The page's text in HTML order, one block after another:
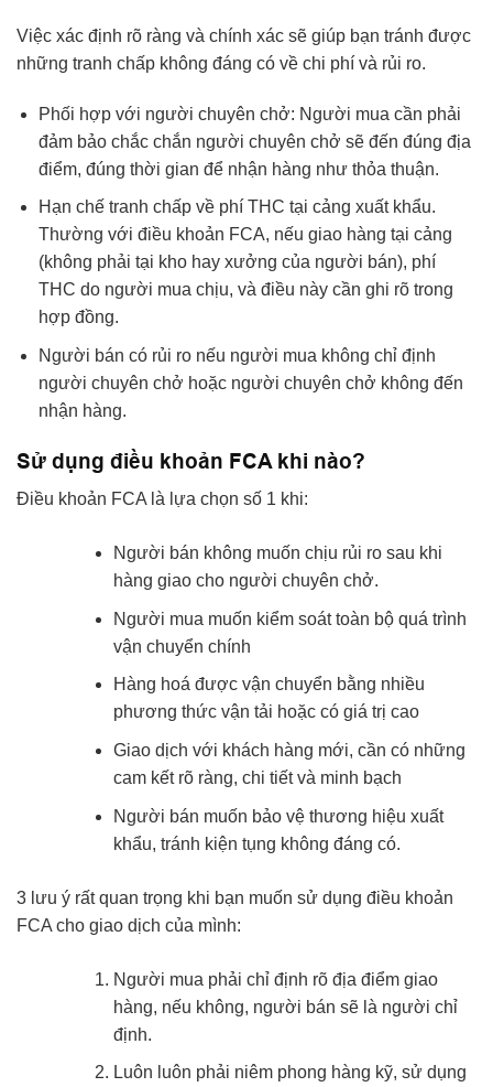
Việc xác định rõ ràng và chính xác sẽ giúp bạn tránh được
những tranh chấp không đáng có về chi phí và rủi ro.
Phối hợp với người chuyên chở: Người mua cần phải
đảm bảo chắc chắn người chuyên chở sẽ đến đúng địa
điểm, đúng thời gian để nhận hàng như thỏa thuận.
Hạn chế tranh chấp về phí THC tại cảng xuất khẩu.
Thường với điều khoản FCA, nếu giao hàng tại cảng
(không phải tại kho hay xưởng của người bán), phí
THC do người mua chịu, và điều này cần ghi rõ trong
hợp đồng.
Người bán có rủi ro nếu người mua không chỉ định
người chuyên chở hoặc người chuyên chở không đến
nhận hàng.
Sử dụng điều khoản FCA khi nào?
Điều khoản FCA là lựa chọn số 1 khi:
Người bán không muốn chịu rủi ro sau khi
hàng giao cho người chuyên chở.
Người mua muốn kiểm soát toàn bộ quá trình
vận chuyển chính
Hàng hoá được vận chuyển bằng nhiều
phương thức vận tải hoặc có giá trị cao
Giao dịch với khách hàng mới, cần có những
cam kết rõ ràng, chi tiết và minh bạch
Người bán muốn bảo vệ thương hiệu xuất
khẩu, tránh kiện tụng không đáng có.
3 lưu ý rất quan trọng khi bạn muốn sử dụng điều khoản
FCA cho giao dịch của mình:
Người mua phải chỉ định rõ địa điểm giao
hàng, nếu không, người bán sẽ là người chỉ
định.
Luôn luôn phải niêm phong hàng kỹ, sử dụng